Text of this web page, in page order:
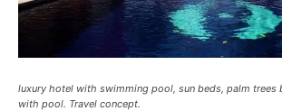
luxury hotel with swimming pool, sun beds, palm trees
with pool. Travel concept.